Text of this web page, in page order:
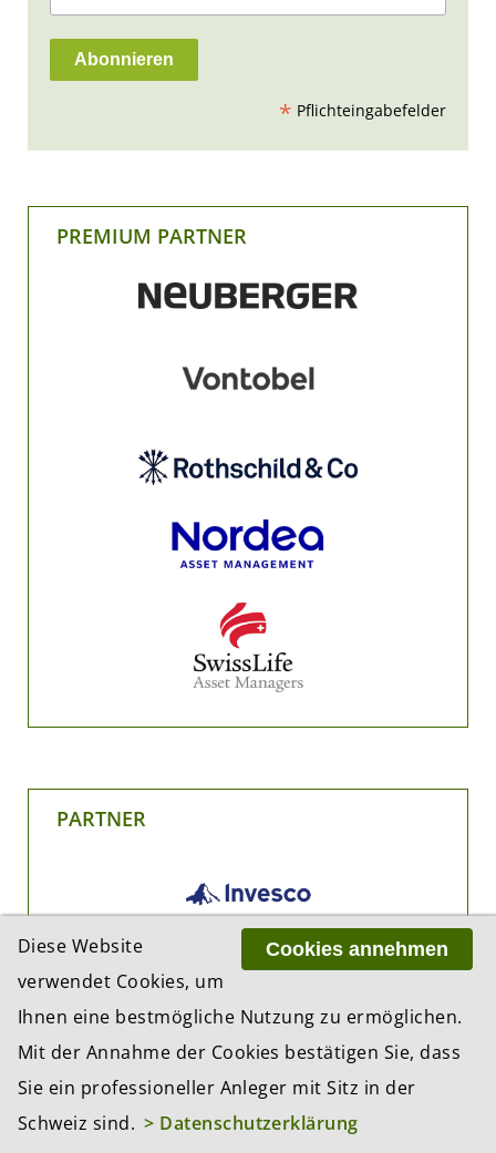
* Pflichteingabefelder
PREMIUM PARTNER
PARTNER
Cookies annehmen
Diese Website
verwendet Cookies, um
Ihnen eine bestmögliche Nutzung zu ermöglichen.
Mit der Annahme der Cookies bestätigen Sie, dass
Sie ein professioneller Anleger mit Sitz in der
Schweiz sind. > Datenschutzerklärung